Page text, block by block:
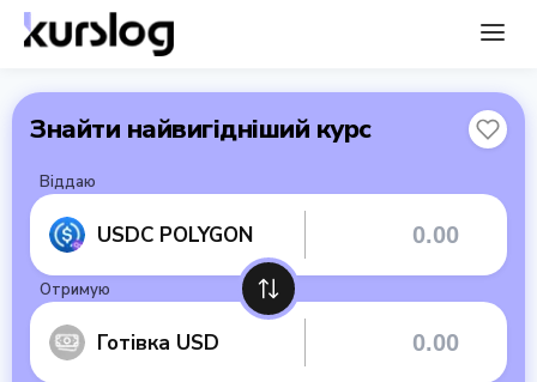
Знайти найвигідніший курс
Віддаю
USDC POLYGON
Отримую
Готівка USD